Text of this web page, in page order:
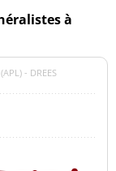
à
- DREES